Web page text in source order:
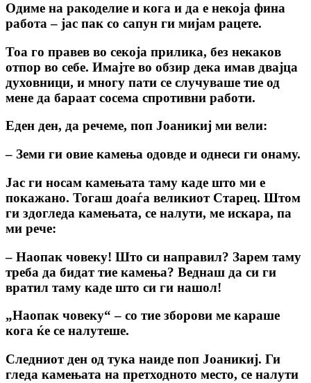
Одиме на ракоделие и кога и да е некоја фина
работа – јас пак со сапун ги мијам рацете.
Тоа го правев во секоја прилика, без некаков
отпор во себе. Имајте во обзир дека имав двајца
духовници, и многу пати се случуваше тие од
мене да бараат сосема спротивни работи.
Еден ден, да речеме, поп Јоаникиј ми вели:
– Земи ги овие камења одовде и однеси ги онаму.
Јас ги носам камењата таму каде што ми е
покажано. Тогаш доаѓа великиот Старец. Штом
ги здогледа камењата, се налути, ме искара, па
ми рече:
– Наопак човеку! Што си направил? Зарем таму
треба да бидат тие камења? Веднаш да си ги
вратил таму каде што си ги нашол!
„Наопак човеку“ – со тие зборови ме караше
кога ќе се налутеше.
Следниот ден од тука наиде поп Јоаникиј. Ги
гледа камењата на претходното место, се налути